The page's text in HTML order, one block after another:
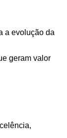
a evolução da
geram valor